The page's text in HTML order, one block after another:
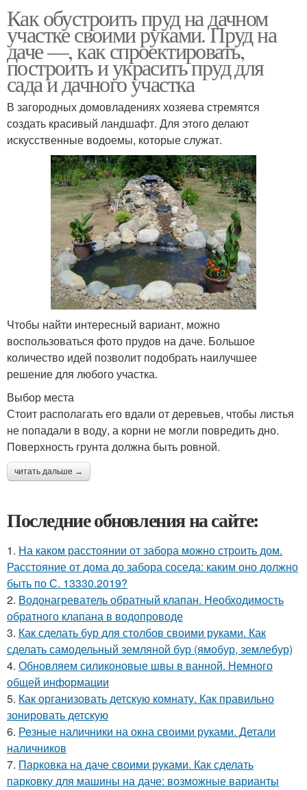
Как обустроить пруд на дачном
участке своими руками. Пруд на
даче —, как спроектировать,
построить и украсить пруд для
сада и дачного участка
В загородных домовладениях хозяева стремятся
создать красивый ландшафт. Для этого делают
искусственные водоемы, которые служат.
Чтобы найти интересный вариант, можно
воспользоваться фото прудов на даче. Большое
количество идей позволит подобрать наилучшее
решение для любого участка.
Выбор места
Стоит располагать его вдали от деревьев, чтобы листья
не попадали в воду, а корни не могли повредить дно.
Поверхность грунта должна быть ровной.
читать дальше →
Последние обновления на сайте:
1. На каком расстоянии от забора можно строить дом.
Расстояние от дома до забора соседа: каким оно должно
быть по С. 13330.2019?
2. Водонагреватель обратный клапан. Необходимость
обратного клапана в водопроводе
3. Как сделать бур для столбов своими руками. Как
сделать самодельный земляной бур (ямобур, землебур)
4. Обновляем силиконовые швы в ванной. Немного
общей информации
5. Как организовать детскую комнату. Как правильно
зонировать детскую
6. Резные наличники на окна своими руками. Детали
наличников
7. Парковка на даче своими руками. Как сделать
парковку для машины на даче: возможные варианты